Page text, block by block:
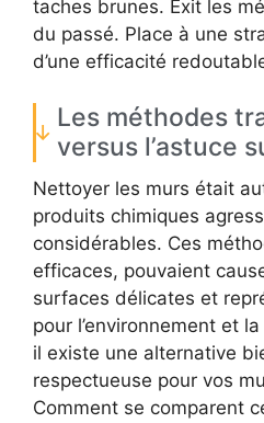
taches brunes. Exit les
du passé. Place à une
d’une efficacité
Les méthodes
versus l’astuce
Nettoyer les murs était
produits chimiques
considérables. Ces
efficaces, pouvaient
surfaces délicates et
pour l’environnement et
il existe une alternative
respectueuse pour vos
Comment se comparent